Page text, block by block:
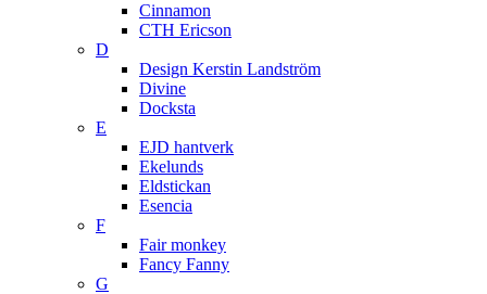
Cinnamon
CTH Ericson
D
Design Kerstin Landström
Divine
Docksta
E
EJD hantverk
Ekelunds
Eldstickan
Esencia
F
Fair monkey
Fancy Fanny
G